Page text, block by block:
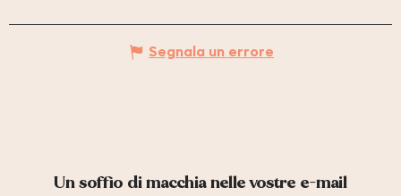
Segnala un errore
Un soffio di macchia nelle vostre e-mail